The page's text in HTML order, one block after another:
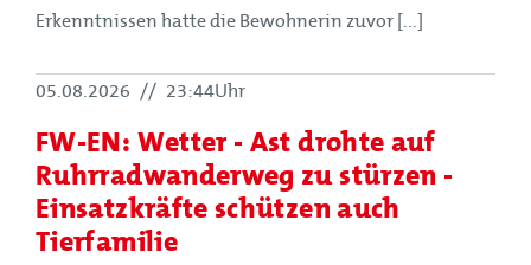
Erkenntnissen hatte die Bewohnerin zuvor [...]
05.08.2026 // 23:44Uhr
FW-EN: Wetter - Ast drohte auf
Ruhrradwanderweg zu stürzen -
Einsatzkräfte schützen auch
Tierfamilie